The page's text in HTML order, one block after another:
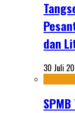
dan
30 Juli